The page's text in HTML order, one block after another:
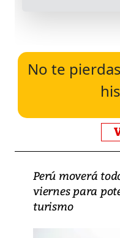
No te
Perú moverá
viernes para
turismo